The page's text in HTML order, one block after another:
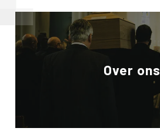
Over ons